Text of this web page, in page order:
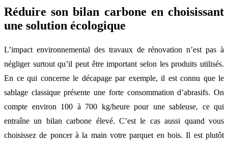
Réduire son bilan carbone en choisissant
une solution écologique
L’impact environnemental des travaux de rénovation n’est pas à
négliger surtout qu’il peut être important selon les produits utilisés.
En ce qui concerne le décapage par exemple, il est connu que le
sablage classique présente une forte consommation d’abrasifs. On
compte environ 100 à 700 kg/heure pour une sableuse, ce qui
entraîne un bilan carbone élevé. C’est le cas aussi quand vous
choisissez de poncer à la main votre parquet en bois. Il est plutôt